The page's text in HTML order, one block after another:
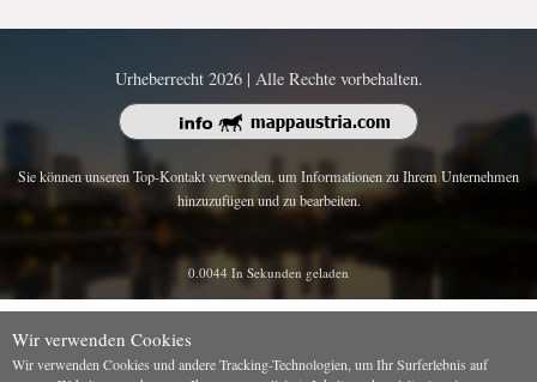
Urheberrecht 2026 | Alle Rechte vorbehalten.
Sie können unseren Top-Kontakt verwenden, um Informationen zu Ihrem Unternehmen
hinzuzufügen und zu bearbeiten.
0.0044 In Sekunden geladen
Wir verwenden Cookies
Wir verwenden Cookies und andere Tracking-Technologien, um Ihr Surferlebnis auf